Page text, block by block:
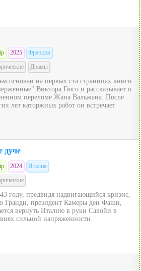
2025
Франция
Драмы
основан на первых ста страницах книги
Виктора Гюго и рассказывает о
переломе Жана Вальжана. После
лет каторжных работ он встречает
дуче
2024
Италия
году, предвидя надвигающийся кризис,
Гранди, президент Камеры деи Фаши,
вернуть Италию в руки Савойи в
сильной напряженности.